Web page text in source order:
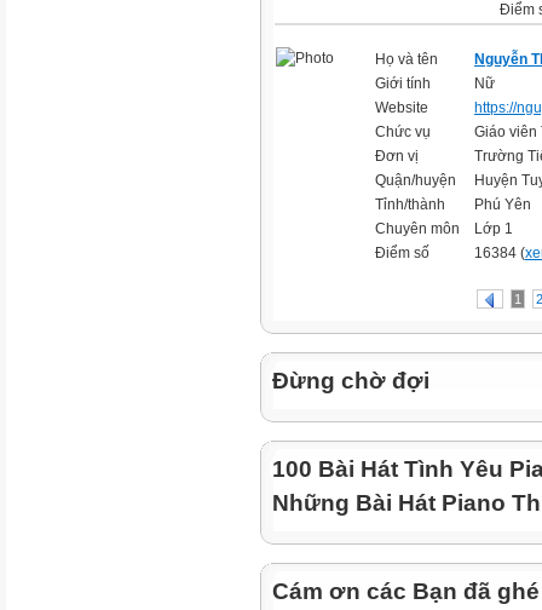
Điểm
Họ và tên
Nguyễn
Giới tính
Nữ
Website
https://
Chức vụ
Giáo viên
Đơn vị
Trường
Quận/huyện
Huyện
Tỉnh/thành
Phú Yên
Chuyên môn
Lớp 1
Điểm số
16384 (
1 2
Đừng chờ đợi
100 Bài Hát Tình Yêu
Những Bài Hát Piano
Cám ơn các Bạn đã